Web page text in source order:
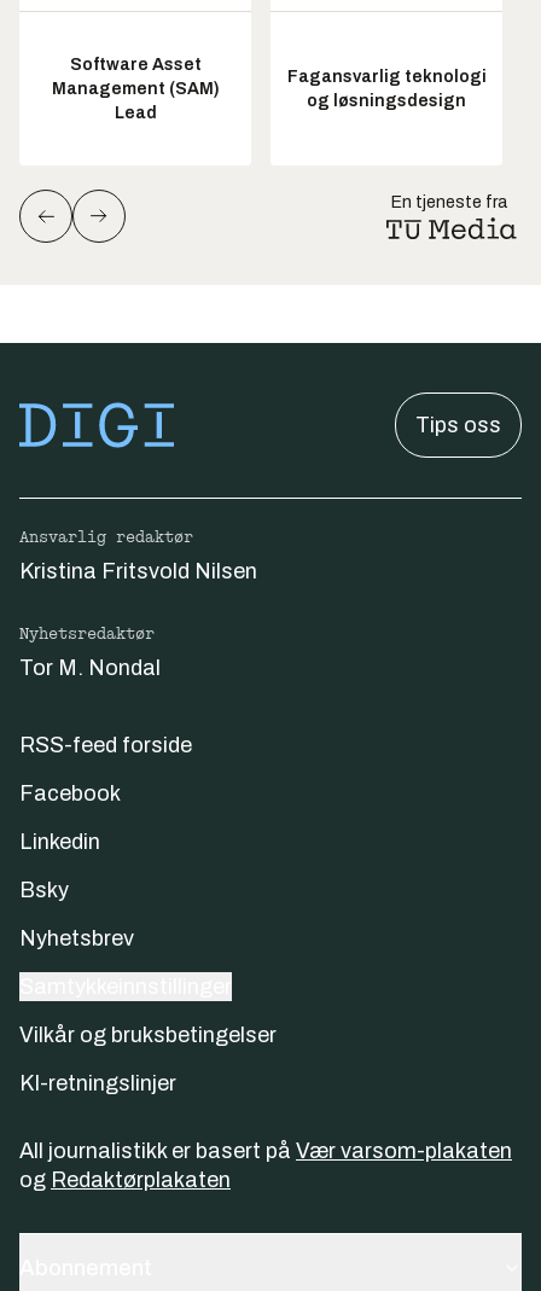
Software Asset
Management (SAM)
Lead
Fagansvarlig teknologi
og løsningsdesign
En tjeneste fra
Tips oss
Ansvarlig redaktør
Kristina Fritsvold Nilsen
Nyhetsredaktør
Tor M. Nondal
RSS-feed forside
Facebook
Linkedin
Bsky
Nyhetsbrev
Vilkår og bruksbetingelser
KI-retningslinjer
All journalistikk er basert på Vær varsom-plakaten
og Redaktørplakaten